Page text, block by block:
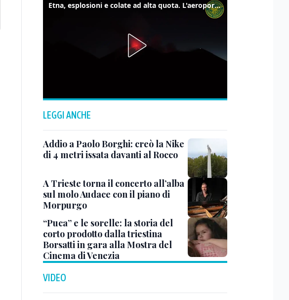
Etna, esplosioni e colate ad alta quota. L'aeroporto di Catania verso la normalità
LEGGI ANCHE
Addio a Paolo Borghi: creò la Nike
di 4 metri issata davanti al Rocco
A Trieste torna il concerto all’alba
sul molo Audace con il piano di
Morpurgo
“Puca” e le sorelle: la storia del
corto prodotto dalla triestina
Borsatti in gara alla Mostra del
Cinema di Venezia
VIDEO